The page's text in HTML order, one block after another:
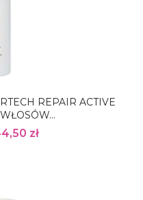
REPAIR ACTIVE
zł